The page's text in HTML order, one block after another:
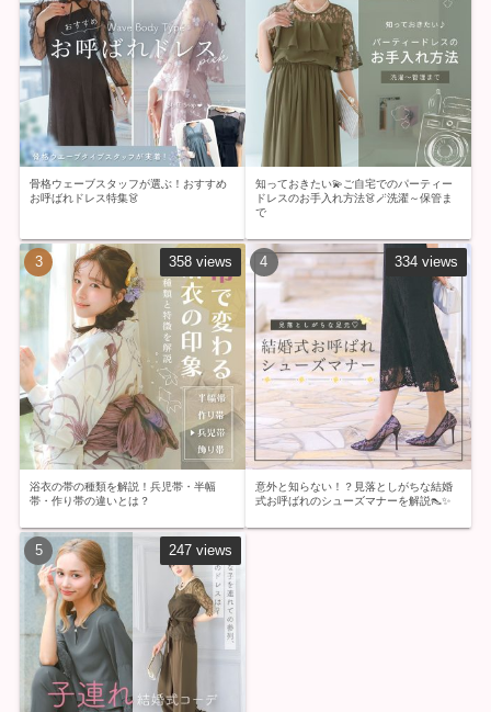
骨格ウェーブスタッフが選ぶ！おすすめ
お呼ばれドレス特集👗
知っておきたい💫ご自宅でのパーティー
ドレスのお手入れ方法👗🪄洗濯～保管ま
で
浴衣の帯の種類を解説！兵児帯・半幅
帯・作り帯の違いとは？
358 views
意外と知らない！？見落としがちな結婚
式お呼ばれのシューズマナーを解説👠✨
334 views
247 views